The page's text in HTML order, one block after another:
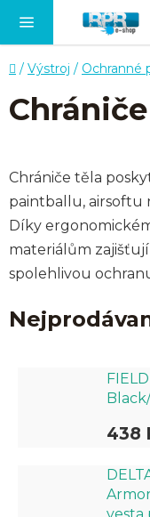
Domů
/ Výstroj / Ochranné
Chrániče těla
paintballu, airsoftu
Díky
materiálům
spolehlivou
438
vesta